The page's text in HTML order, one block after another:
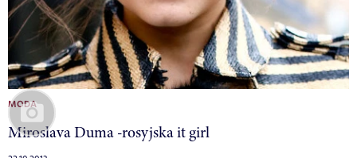
MODA
Miroslava Duma -rosyjska it girl